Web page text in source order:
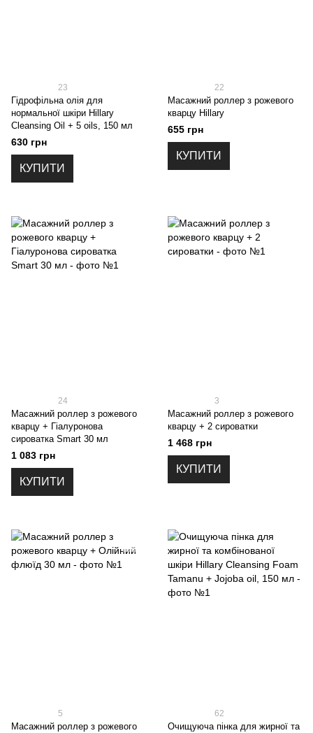
23
Гідрофільна олія для
нормальної шкіри Hillary
Cleansing Oil + 5 oils, 150 мл
630 грн
КУПИТИ
22
Масажний роллер з рожевого
кварцу Hillary
655 грн
КУПИТИ
24
Масажний роллер з рожевого
кварцу + Гіалуронова
сироватка Smart 30 мл
1 083 грн
КУПИТИ
3
Масажний роллер з рожевого
кварцу + 2 сироватки
1 468 грн
КУПИТИ
5
Масажний роллер з рожевого
62
Очищуюча пінка для жирної та